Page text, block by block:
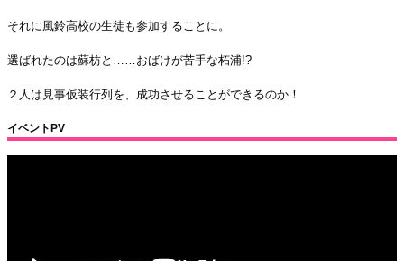
それに風鈴高校の生徒も参加することに。
選ばれたのは蘇枋と……おばけが苦手な柘浦!?
２人は見事仮装行列を、成功させることができるのか！
イベントPV